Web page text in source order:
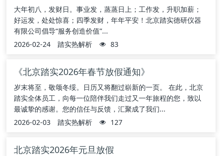
大年初八，发财日。事业发，蒸蒸日上；工作发，升职加薪；
好运发，处处惊喜；四季发财，年年平安！北京踏实德研仪器
有限公司倡导“服务创造价值”...
2026-02-24
踏实热解析 83
《北京踏实2026年春节放假通知》
岁末将至，敬颂冬绥。日历又将翻过崭新的一页。 在此，北京
踏实全体员工，向每一位陪伴我们走过又一年旅程的您，致以
最诚挚的感谢。您的信任与反馈，汇聚成了我们...
2026-02-03
踏实热解析 127
北京踏实2026年元旦放假